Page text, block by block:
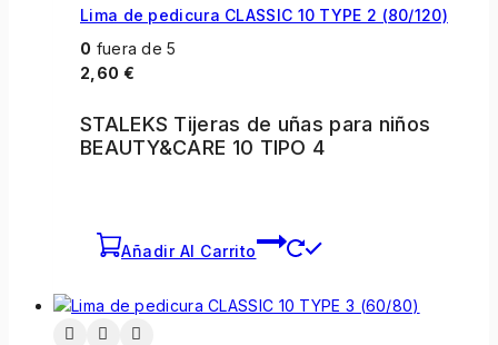
Lima de pedicura CLASSIC 10 TYPE 2 (80/120)
0 fuera de 5
2,60 €
STALEKS Tijeras de uñas para niños
BEAUTY&CARE 10 TIPO 4
Añadir Al Carrito